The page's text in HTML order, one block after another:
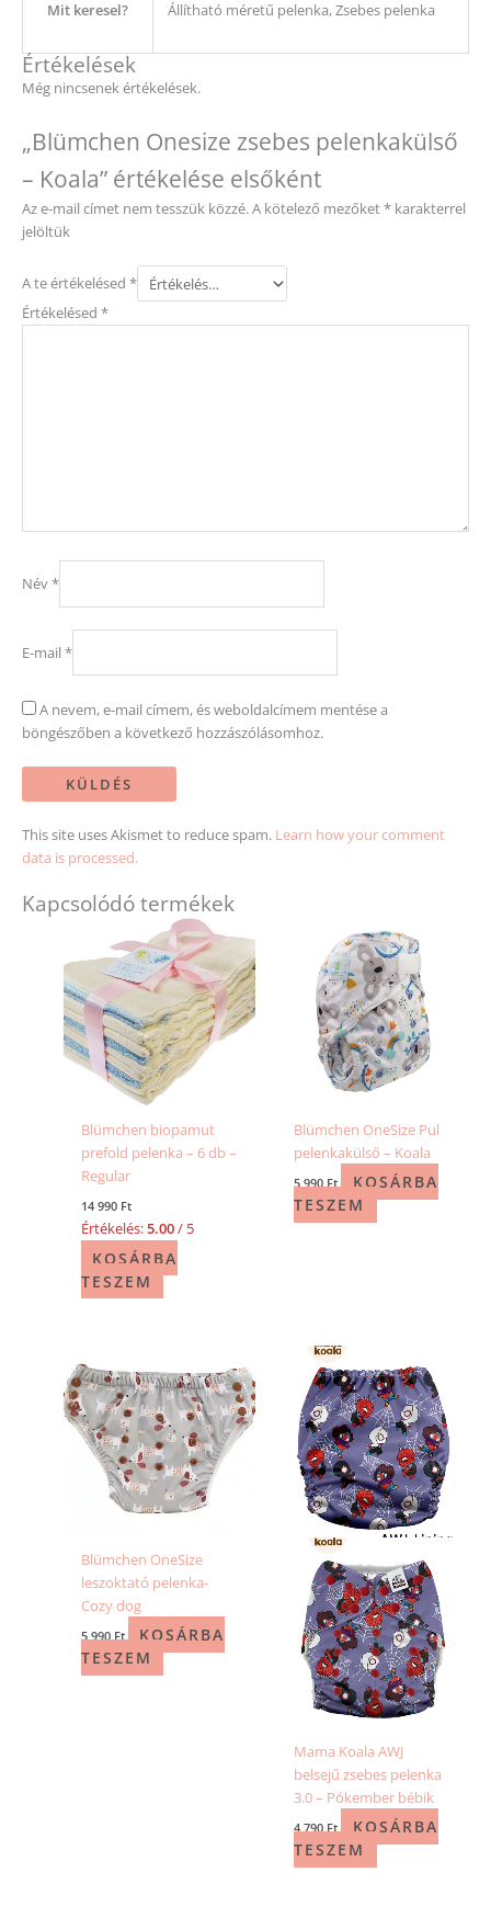
Mit keresel? Állítható méretű pelenka, Zsebes pelenka
Értékelések
Még nincsenek értékelések.
„Blümchen Onesize zsebes pelenkakülső
– Koala” értékelése elsőként
Az e-mail címet nem tesszük közzé.A kötelező mezőket* karakterrel
jelöltük
A te értékelésed *
Értékelésed *
Név*
E-mail *
A nevem, e-mail címem, és weboldalcímem mentése a
böngészőben a következő hozzászólásomhoz.
This site uses Akismet to reduce spam. Learn how your comment
data is processed.
Kapcsolódó termékek
Blümchen biopamut
prefold pelenka – 6 db –
Regular
14 990 Ft
Értékelés:5.00/ 5
KOSÁRBA
TESZEM
Blümchen OneSize Pul
pelenkakülső – Koala
5 990Ft
KOSÁRBA
TESZEM
Blümchen OneSize
leszoktató pelenka-
Cozy dog
5 990Ft
KOSÁRBA
TESZEM
Mama Koala AWJ
belsejű zsebes pelenka
3.0 – Pókember bébik
4 790Ft
KOSÁRBA
TESZEM